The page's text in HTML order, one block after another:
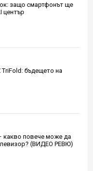
защо смартфонът ще
център
бъдещето на
какво повече може да
(ВИДЕО РЕВЮ)